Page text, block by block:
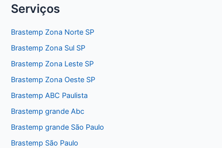
Serviços
Brastemp Zona Norte SP
Brastemp Zona Sul SP
Brastemp Zona Leste SP
Brastemp Zona Oeste SP
Brastemp ABC Paulista
Brastemp grande Abc
Brastemp grande São Paulo
Brastemp São Paulo